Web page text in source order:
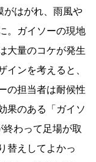
がはがれ、雨風や
。ガイソーの現地
大量のコケが発生
インを考えると、
の担当者は耐候性
果のある「ガイソ
わって足場が取
替えしてよかっ